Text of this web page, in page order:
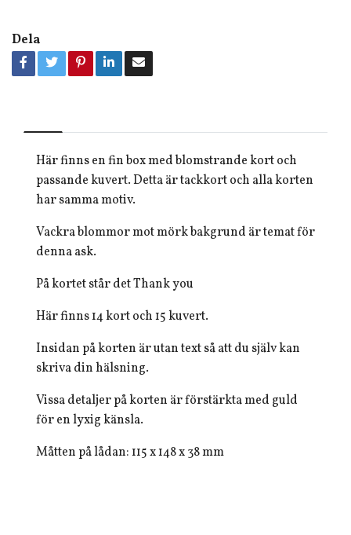
Dela
Här finns en fin box med blomstrande kort och
passande kuvert. Detta är tackkort och alla korten
har samma motiv.
Vackra blommor mot mörk bakgrund är temat för
denna ask.
På kortet står det Thank you
Här finns 14 kort och 15 kuvert.
Insidan på korten är utan text så att du själv kan
skriva din hälsning.
Vissa detaljer på korten är förstärkta med guld
för en lyxig känsla.
Måtten på lådan: 115 x 148 x 38 mm